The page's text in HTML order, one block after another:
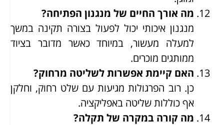
מה אורך החיים של מנגנון הפתיחה?
מנגנון איכותי יכול לפעול בצורה תקינה במשך
למעלה מעשור, במיוחד כאשר מדובר בציוד
ממותגים מוכרים.
האם קיימת אפשרות לשליטה מרחוק?
כן. רוב הפרגולות מגיעות עם שלט רחוק, וחלקן
אף כוללות שליטה באפליקציה.
מה קורה במקרה של תקלה?